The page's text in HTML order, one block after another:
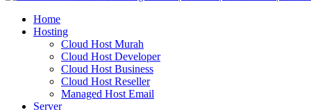
Home
Hosting
Cloud Host Murah
Cloud Host Developer
Cloud Host Business
Cloud Host Reseller
Managed Host Email
Server